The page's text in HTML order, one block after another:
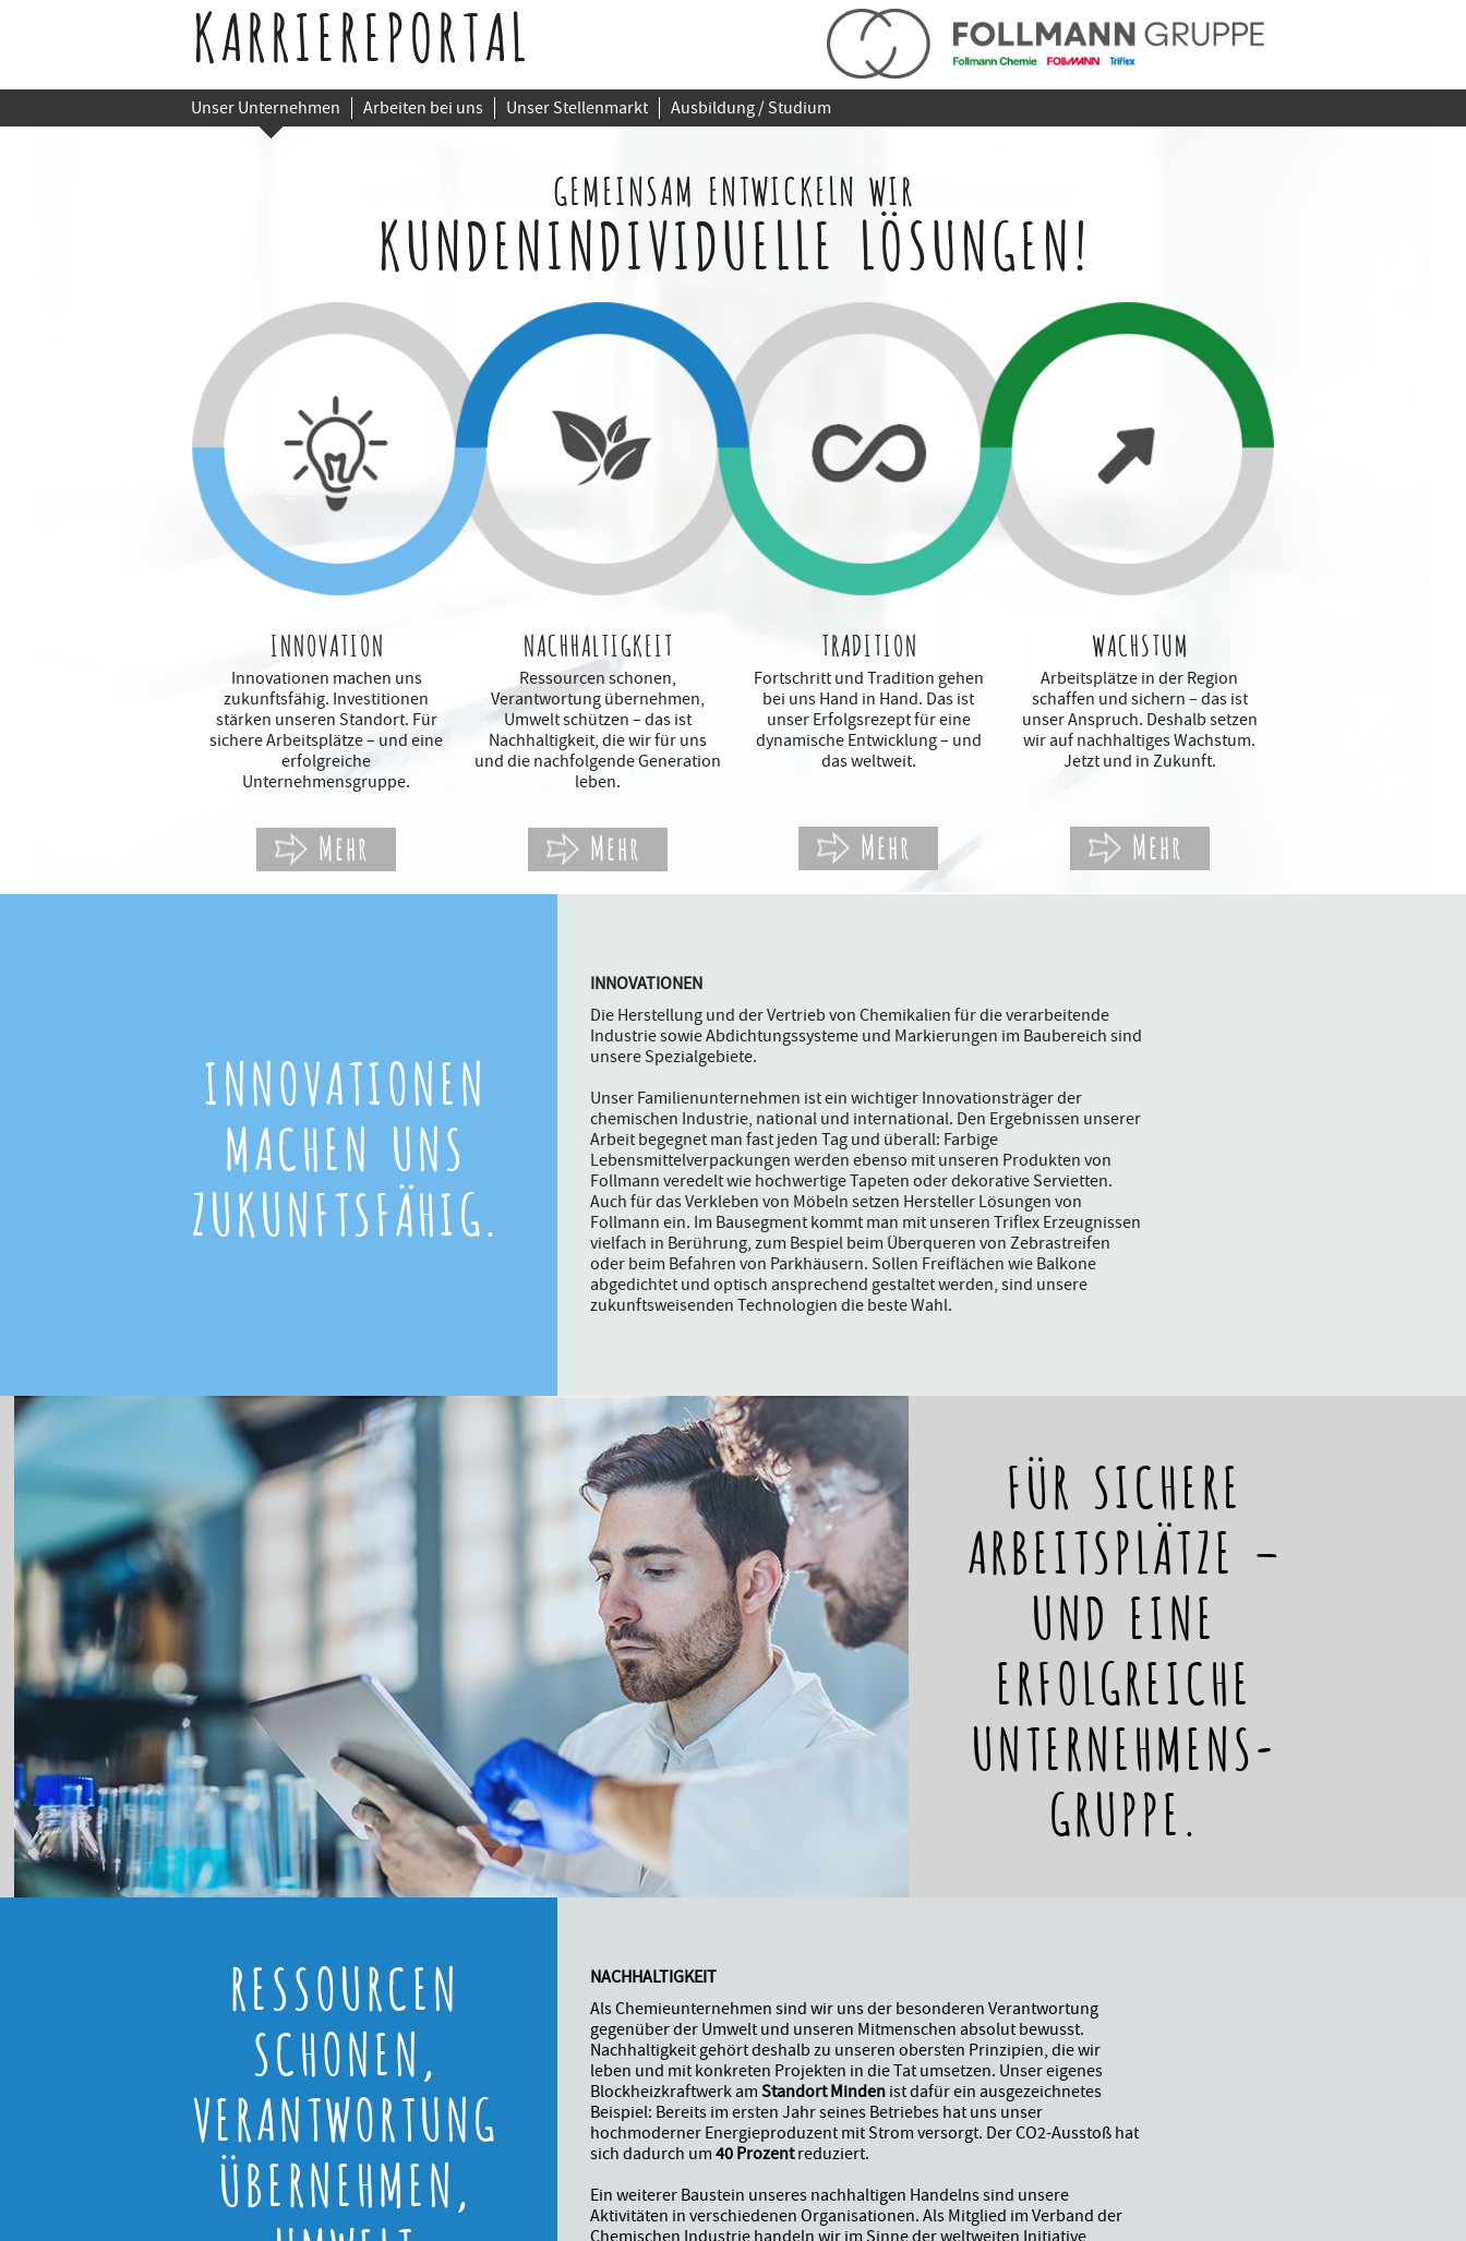
KARRIEREPORTAL
Unser Unternehmen Arbeiten bei uns Unser Stellenmarkt Ausbildung / Studium
GEMEINSAM ENTWICKELN WIR
KUNDENINDIVIDUELLE LÖSUNGEN!
INNOVATION
Innovationen machen uns
zukunftsfähig. Investitionen
stärken unseren Standort. Für
sichere Arbeitsplätze – und eine
erfolgreiche
Unternehmensgruppe.
Mehr
NACHHALTIGKEIT
Ressourcen schonen,
Verantwortung übernehmen,
Umwelt schützen – das ist
Nachhaltigkeit, die wir für uns
und die nachfolgende Generation
leben.
Mehr
TRADITION
Fortschritt und Tradition gehen
bei uns Hand in Hand. Das ist
unser Erfolgsrezept für eine
dynamische Entwicklung – und
das weltweit.
Mehr
WACHSTUM
Arbeitsplätze in der Region
schaffen und sichern – das ist
unser Anspruch. Deshalb setzen
wir auf nachhaltiges Wachstum.
Jetzt und in Zukunft.
Mehr
INNOVATIONEN
MACHEN UNS
ZUKUNFTSFÄHIG.
INNOVATIONEN
Die Herstellung und der Vertrieb von Chemikalien für die verarbeitende
Industrie sowie Abdichtungssysteme und Markierungen im Baubereich sind
unsere Spezialgebiete.
Unser Familienunternehmen ist ein wichtiger Innovationsträger der
chemischen Industrie, national und international. Den Ergebnissen unserer
Arbeit begegnet man fast jeden Tag und überall: Farbige
Lebensmittelverpackungen werden ebenso mit unseren Produkten von
Follmann veredelt wie hochwertige Tapeten oder dekorative Servietten.
Auch für das Verkleben von Möbeln setzen Hersteller Lösungen von
Follmann ein. Im Bausegment kommt man mit unseren Triflex Erzeugnissen
vielfach in Berührung, zum Bespiel beim Überqueren von Zebrastreifen
oder beim Befahren von Parkhäusern. Sollen Freiflächen wie Balkone
abgedichtet und optisch ansprechend gestaltet werden, sind unsere
zukunftsweisenden Technologien die beste Wahl.
FÜR SICHERE
ARBEITSPLÄTZE –
UND EINE
ERFOLGREICHE
UNTERNEHMENS-
GRUPPE.
RESSOURCEN
SCHONEN,
VERANTWORTUNG
ÜBERNEHMEN,
NACHHALTIGKEIT
Als Chemieunternehmen sind wir uns der besonderen Verantwortung
gegenüber der Umwelt und unseren Mitmenschen absolut bewusst.
Nachhaltigkeit gehört deshalb zu unseren obersten Prinzipien, die wir
leben und mit konkreten Projekten in die Tat umsetzen. Unser eigenes
Blockheizkraftwerk am Standort Mindenist dafür ein ausgezeichnetes
Beispiel: Bereits im ersten Jahr seines Betriebes hat uns unser
hochmoderner Energieproduzent mit Strom versorgt. Der CO2-Ausstoß hat
sich dadurch um 40 Prozentreduziert.
Ein weiterer Baustein unseres nachhaltigen Handelns sind unsere
Aktivitäten in verschiedenen Organisationen. Als Mitglied im Verband der
Chemischen Industrie handeln wir im Sinne der weltweiten Initiative